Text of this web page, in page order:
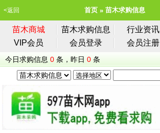
<返回 首页 苗木求购信息
苗木商城 苗木求购信息 行业资讯
VIP会员
会员登录 会员注册
今日求购信息 0 条，昨日 0 条